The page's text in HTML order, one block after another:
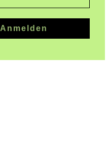
Anmelden